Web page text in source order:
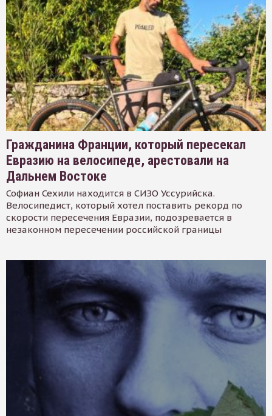
Гражданина Франции, который пересекал
Евразию на велосипеде, арестовали на
Дальнем Востоке
Софиан Сехили находится в СИЗО Уссурийска.
Велосипедист, который хотел поставить рекорд по
скорости пересечения Евразии, подозревается в
незаконном пересечении российской границы